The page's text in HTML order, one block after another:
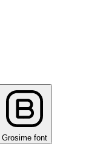
Grosime font